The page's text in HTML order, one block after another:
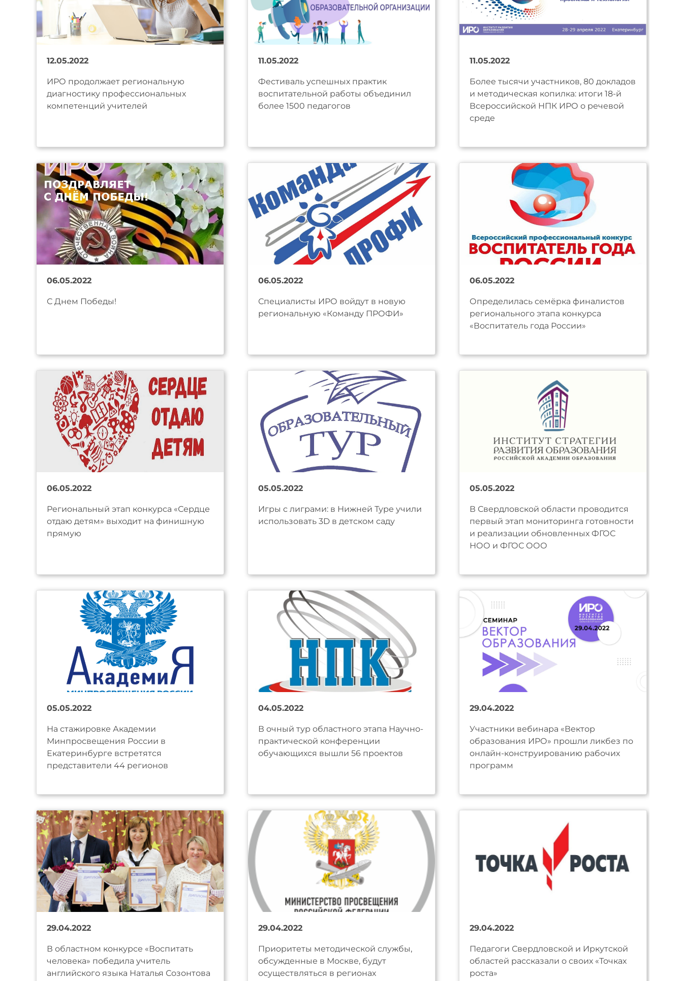
12.05.2022
ИРО продолжает региональную
диагностику профессиональных
компетенций учителей
11.05.2022
Фестиваль успешных практик
воспитательной работы объединил
более 1500 педагогов
11.05.2022
Более тысячи участников, 80 докладов
и методическая копилка: итоги 18-й
Всероссийской НПК ИРО о речевой
среде
06.05.2022
С Днем Победы!
06.05.2022
Специалисты ИРО войдут в новую
региональную «Команду ПРОФИ»
06.05.2022
Определилась семёрка финалистов
регионального этапа конкурса
«Воспитатель года России»
06.05.2022
Региональный этап конкурса «Сердце
отдаю детям» выходит на финишную
прямую
05.05.2022
Игры с лиграми: в Нижней Туре учили
использовать 3D в детском саду
05.05.2022
В Свердловской области проводится
первый этап мониторинга готовности
и реализации обновленных ФГОС
НОО и ФГОС ООО
05.05.2022
На стажировке Академии
Минпросвещения России в
Екатеринбурге встретятся
представители 44 регионов
04.05.2022
В очный тур областного этапа Научно-
практической конференции
обучающихся вышли 56 проектов
29.04.2022
Участники вебинара «Вектор
образования ИРО» прошли ликбез по
онлайн-конструированию рабочих
программ
29.04.2022
В областном конкурсе «Воспитать
человека» победила учитель
английского языка Наталья Созонтова
29.04.2022
Приоритеты методической службы,
обсужденные в Москве, будут
осуществляться в регионах
29.04.2022
Педагоги Свердловской и Иркутской
областей рассказали о своих «Точках
роста»